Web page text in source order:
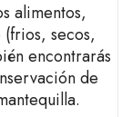
alimentos,
secos,
encontrarás
de